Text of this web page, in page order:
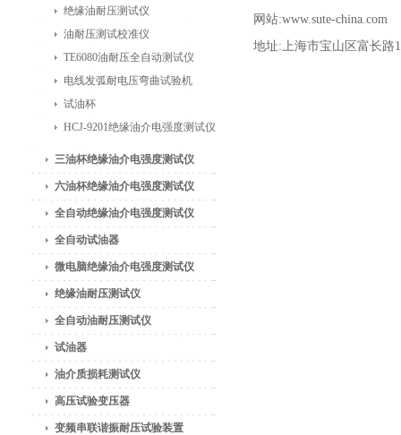
绝缘油耐压测试仪
油耐压测试校准仪
TE6080油耐压全自动测试仪
电线发弧耐电压弯曲试验机
试油杯
HCJ-9201绝缘油介电强度测试仪
三油杯绝缘油介电强度测试仪
六油杯绝缘油介电强度测试仪
全自动绝缘油介电强度测试仪
全自动试油器
微电脑绝缘油介电强度测试仪
绝缘油耐压测试仪
全自动油耐压测试仪
试油器
油介质损耗测试仪
高压试验变压器
变频串联谐振耐压试验装置
网站:www.sute-china.com
地址:上海市宝山区富长路